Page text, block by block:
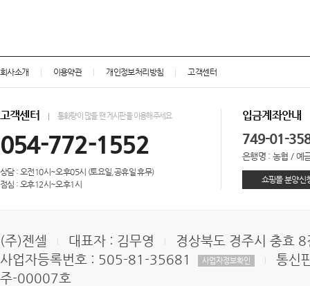
회사소개 이용약관 개인정보처리방침 고객센터
고객센터 통화량이 많을 땐 게시판을 이용해주세요
054-772-1552
상담 : 오전10시~오후05시 (토요일,공휴일 휴무)
점심 : 오후12시~오후1시
입금계좌안내
749-01-
은행명 : 농협 / 예
쇼핑몰 분양신
(주)젠셀 대표자 : 김무영
경상북도 경주시 충효
사업자등록번호 : 505-81-35681
사업자정보확인
통신
주-00007호